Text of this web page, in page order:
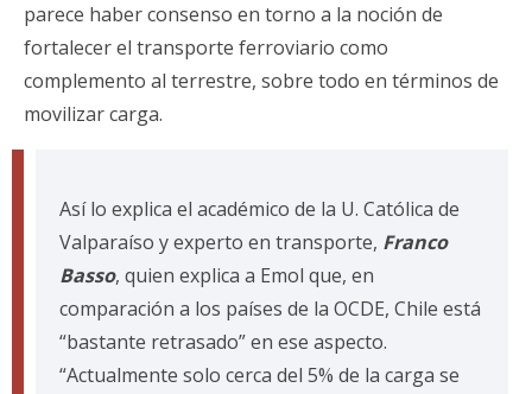
parece haber consenso en torno a la noción de
fortalecer el transporte ferroviario como
complemento al terrestre, sobre todo en términos de
movilizar carga.
Así lo explica el académico de la U. Católica de
Valparaíso y experto en transporte, Franco
Basso, quien explica a Emol que, en
comparación a los países de la OCDE, Chile está
“bastante retrasado” en ese aspecto.
“Actualmente solo cerca del 5% de la carga se